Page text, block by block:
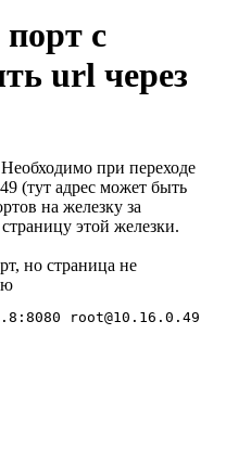
с
url через
при переходе
(тут адрес может быть
на железку за
этой железки.
но страница не
root@10.16.0.49